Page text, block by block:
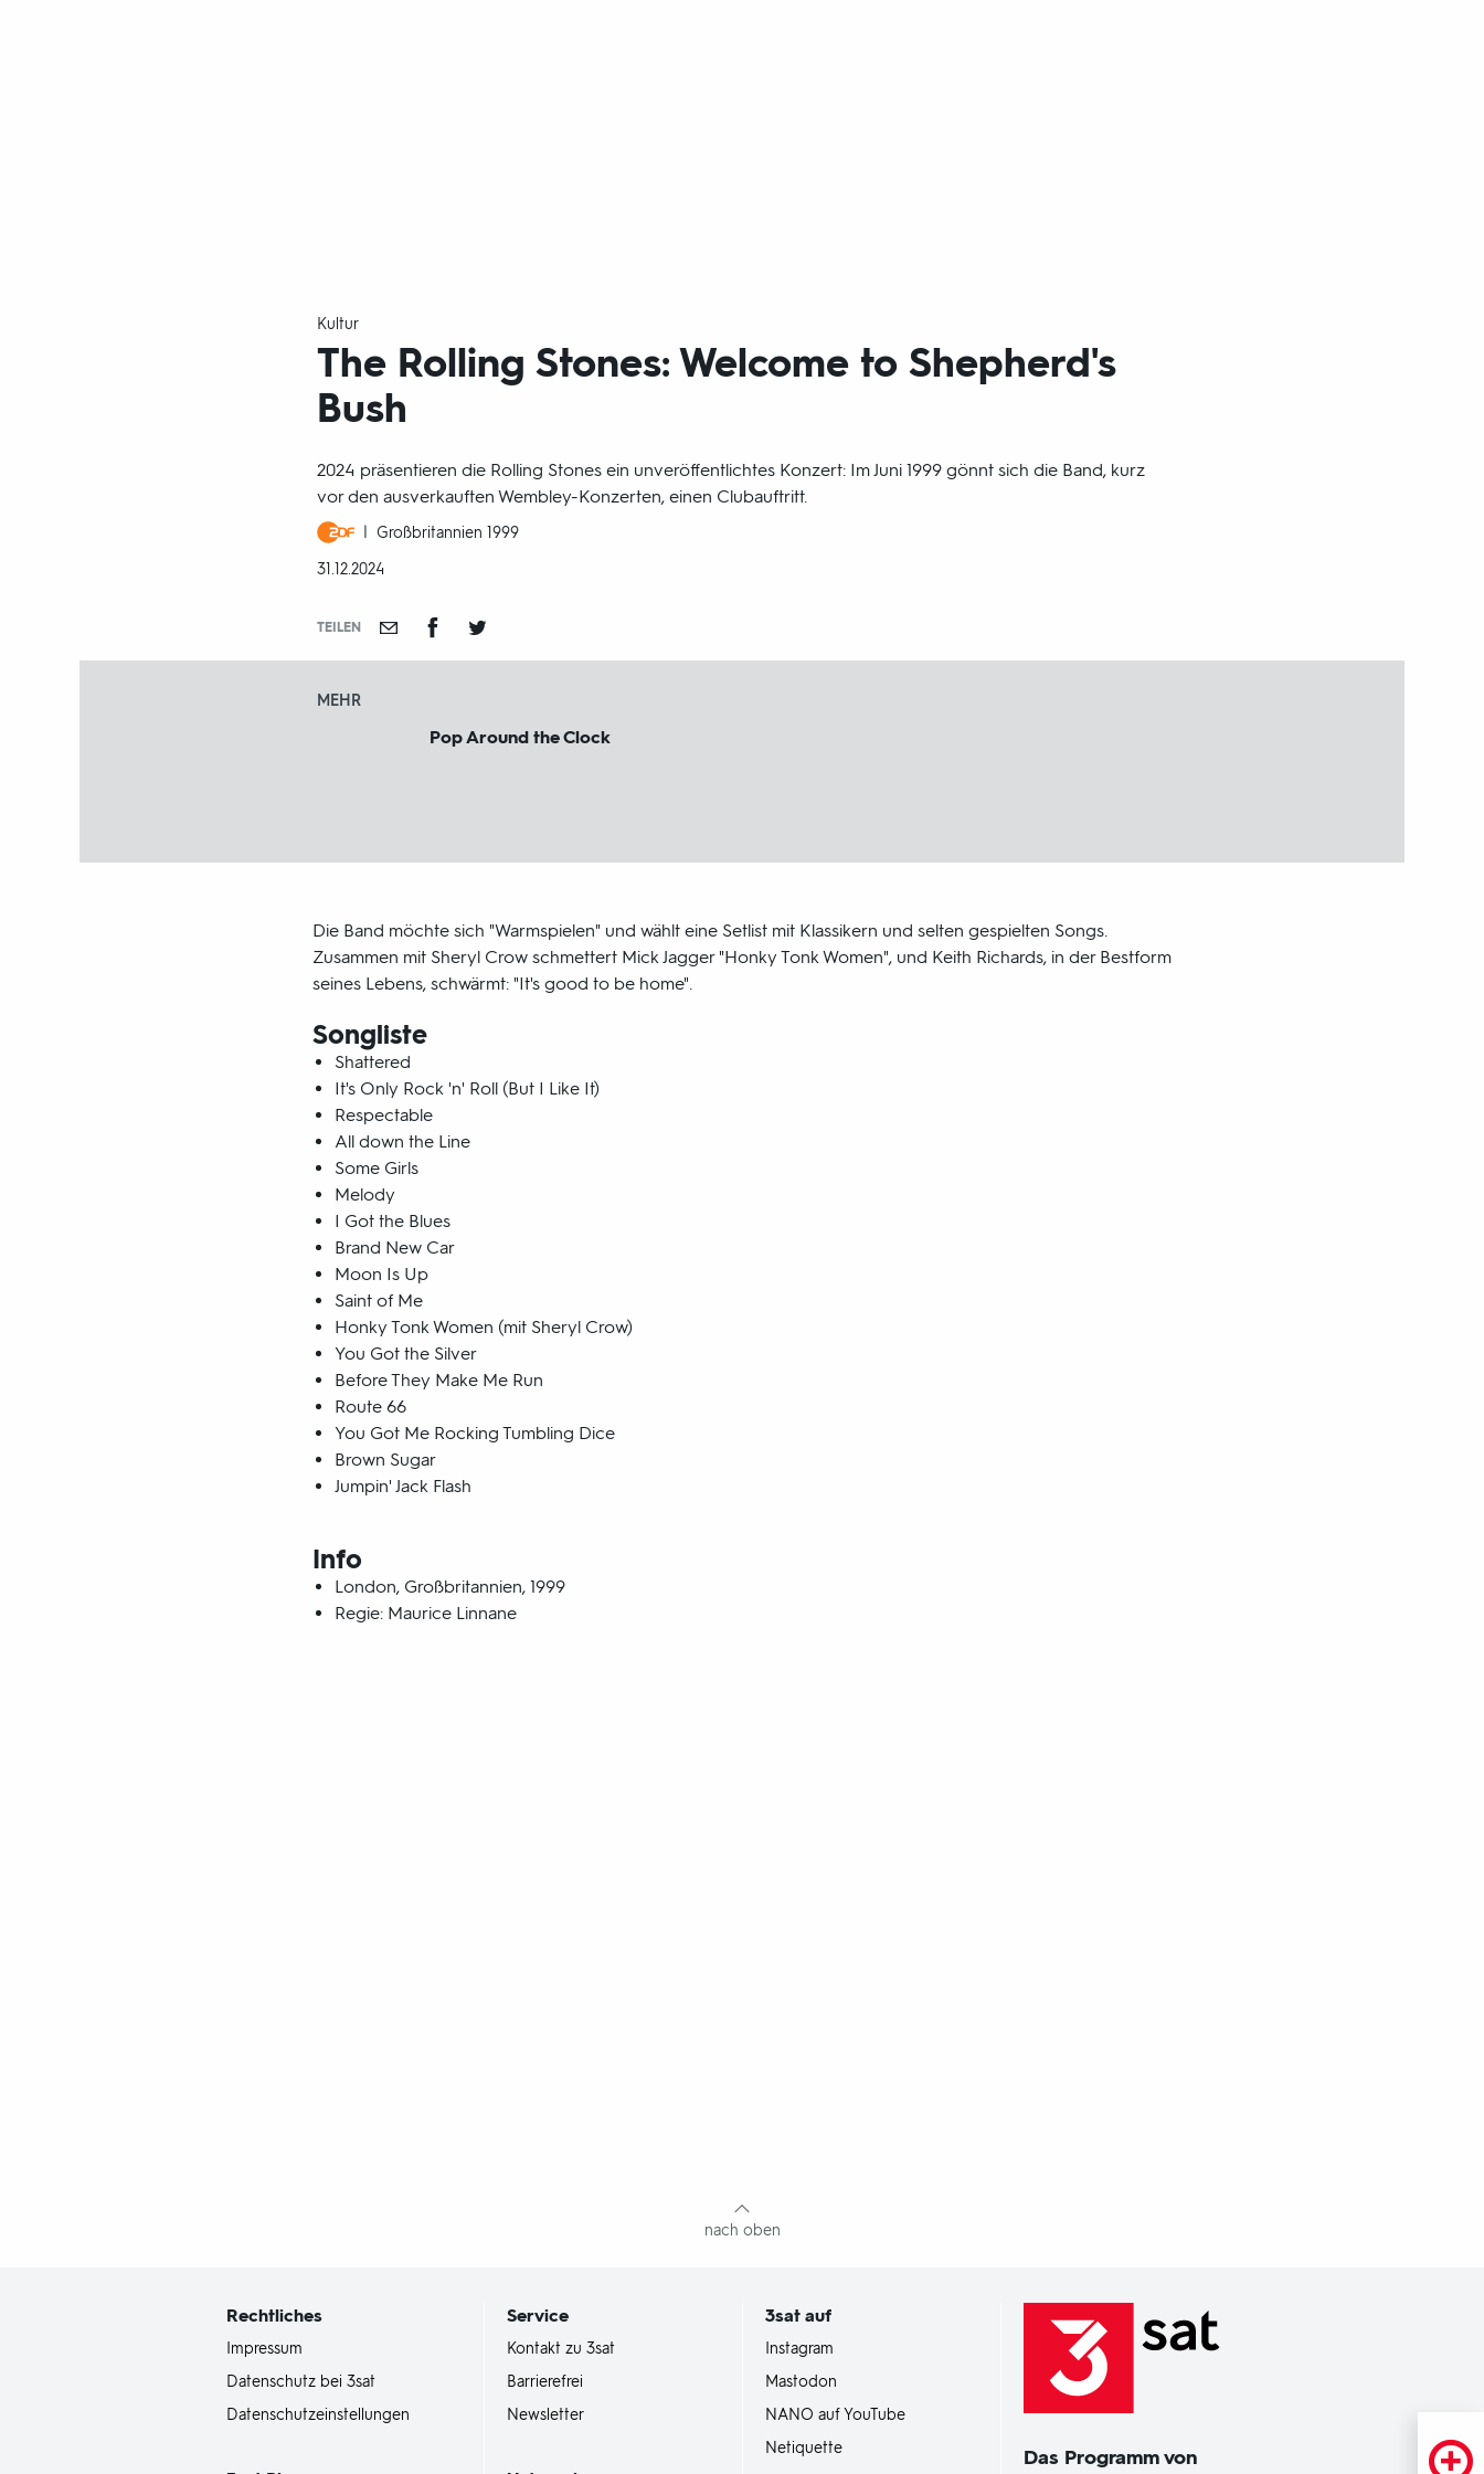
Kultur
The Rolling Stones: Welcome to Shepherd's
Bush
2024 präsentieren die Rolling Stones ein unveröffentlichtes Konzert: Im Juni 1999 gönnt sich die Band, kurz
vor den ausverkauften Wembley-Konzerten, einen Clubauftritt.
Produktionsland
und
Großbritannien 1999
DATUM:
31.12.2024
TEILEN
MEHR
Pop Around the Clock
Die Band möchte sich "Warmspielen" und wählt eine Setlist mit Klassikern und selten gespielten Songs.
Zusammen mit Sheryl Crow schmettert Mick Jagger "Honky Tonk Women", und Keith Richards, in der Bestform
seines Lebens, schwärmt: "It's good to be home".
Songliste
Shattered
It's Only Rock 'n' Roll (But I Like It)
Respectable
All down the Line
Some Girls
Melody
I Got the Blues
Brand New Car
Moon Is Up
Saint of Me
Honky Tonk Women (mit Sheryl Crow)
You Got the Silver
Before They Make Me Run
Route 66
You Got Me Rocking Tumbling Dice
Brown Sugar
Jumpin' Jack Flash
Info
London, Großbritannien, 1999
Regie: Maurice Linnane
nach oben
Rechtliches
Impressum
Datenschutz bei 3sat
Datenschutzeinstellungen
Service
Kontakt zu 3sat
Barrierefrei
Newsletter
3sat auf
Instagram
Mastodon
NANO auf YouTube
Netiquette
Das Programm von